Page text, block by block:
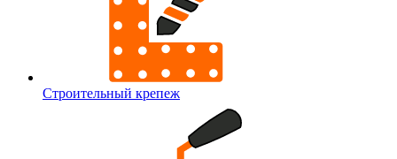
Строительный крепеж